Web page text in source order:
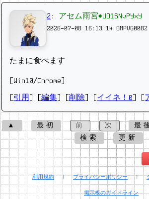
2 : アセム雨宮◆UD16NvPYxY
2026-07-08 16:13:14 OMPVG0082
たまに食べます
[Win10/Chrome]
引用 編集 削除 イイネ！0
▲ 最初 前 次 最
検索
更新
利用規約 | プライバシーポリシー |
掲示板のガイドライン